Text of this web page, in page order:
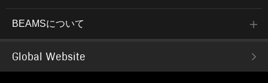
BEAMSについて
Global Website